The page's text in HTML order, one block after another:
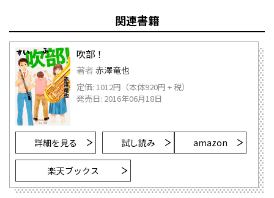
関連書籍
吹部！
著者 赤澤竜也
定価: 1012円（本体920円 + 税）
発売日: 2016年06月18日
詳細を見る 試し読み amazon
楽天ブックス